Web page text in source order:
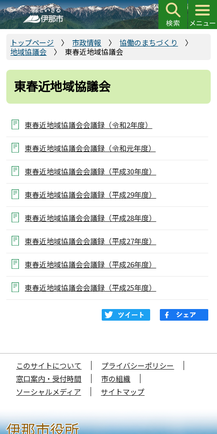
こ
の
ペ
で
トップページ 市政情報
協働のまちづくり
地域協議会
東春近地域協議会
東春近地域協議会
東春近地域協議会会議録（令和2年度）
東春近地域協議会会議録（令和元年度）
東春近地域協議会会議録（平成30年度）
東春近地域協議会会議録（平成29年度）
東春近地域協議会会議録（平成28年度）
東春近地域協議会会議録（平成27年度）
東春近地域協議会会議録（平成26年度）
東春近地域協議会会議録（平成25年度）
このサイトについて
プライバシーポリシー
窓口案内・受付時間
市の組織
ソーシャルメディア
サイトマップ
伊那市役所